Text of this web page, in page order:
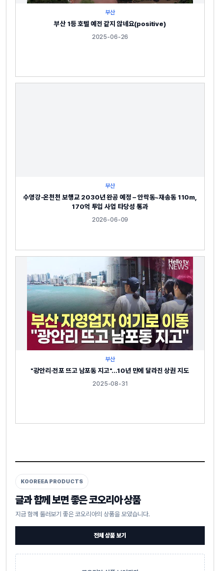
부산
부산 1등 호텔 예전 같지 않네요(positive)
2025-06-26
부산
수영강-온천천 보행교 2030년 완공 예정 – 안락동~재송동 110m,
170억 투입 사업 타당성 통과
2026-06-09
부산
"광안리·전포 뜨고 남포동 지고"…10년 만에 달라진 상권 지도
2025-08-31
KOOREEA PRODUCTS
글과 함께 보면 좋은 코오리아 상품
지금 함께 둘러보기 좋은 코오리아의 상품을 모았습니다.
전체 상품 보기